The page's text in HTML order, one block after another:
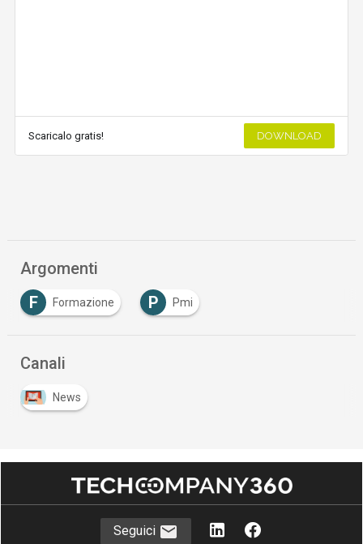
Scaricalo gratis! DOWNLOAD
Argomenti
F
Formazione P Pmi
Canali
News
Seguici